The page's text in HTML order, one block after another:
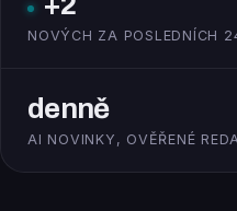
NOVÝCH ZA POSLEDNÍCH
denně
AI NOVINKY, OVĚŘENÉ